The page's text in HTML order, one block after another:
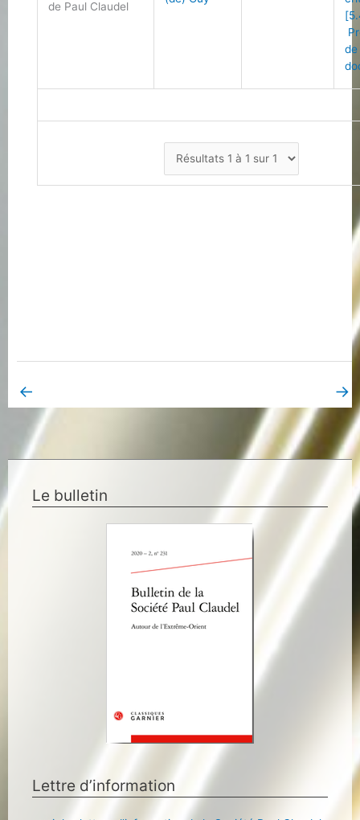
de Paul Claudel
de
← →
Le bulletin
Lettre d’information